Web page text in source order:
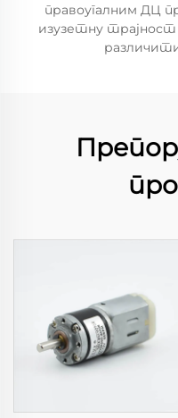
правоугалним ДЦ
изузетну